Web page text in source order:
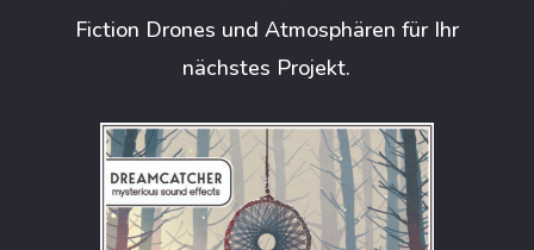
Fiction Drones und Atmosphären für Ihr
nächstes Projekt.